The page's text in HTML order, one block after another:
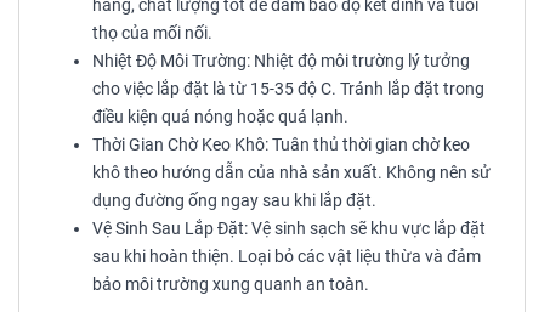
hãng, chất lượng tốt để đảm bảo độ kết dính và tuổi
thọ của mối nối.
Nhiệt Độ Môi Trường: Nhiệt độ môi trường lý tưởng
cho việc lắp đặt là từ 15-35 độ C. Tránh lắp đặt trong
điều kiện quá nóng hoặc quá lạnh.
Thời Gian Chờ Keo Khô: Tuân thủ thời gian chờ keo
khô theo hướng dẫn của nhà sản xuất. Không nên sử
dụng đường ống ngay sau khi lắp đặt.
Vệ Sinh Sau Lắp Đặt: Vệ sinh sạch sẽ khu vực lắp đặt
sau khi hoàn thiện. Loại bỏ các vật liệu thừa và đảm
bảo môi trường xung quanh an toàn.